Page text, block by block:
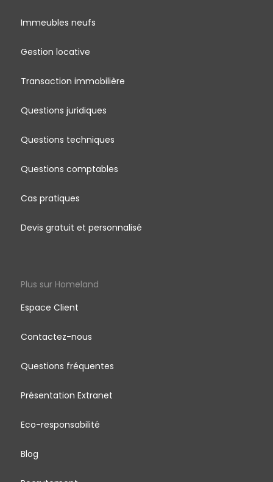
Immeubles neufs
Gestion locative
Transaction immobilière
Questions juridiques
Questions techniques
Questions comptables
Cas pratiques
Devis gratuit et personnalisé
Plus sur Homeland
Espace Client
Contactez-nous
Questions fréquentes
Présentation Extranet
Eco-responsabilité
Blog